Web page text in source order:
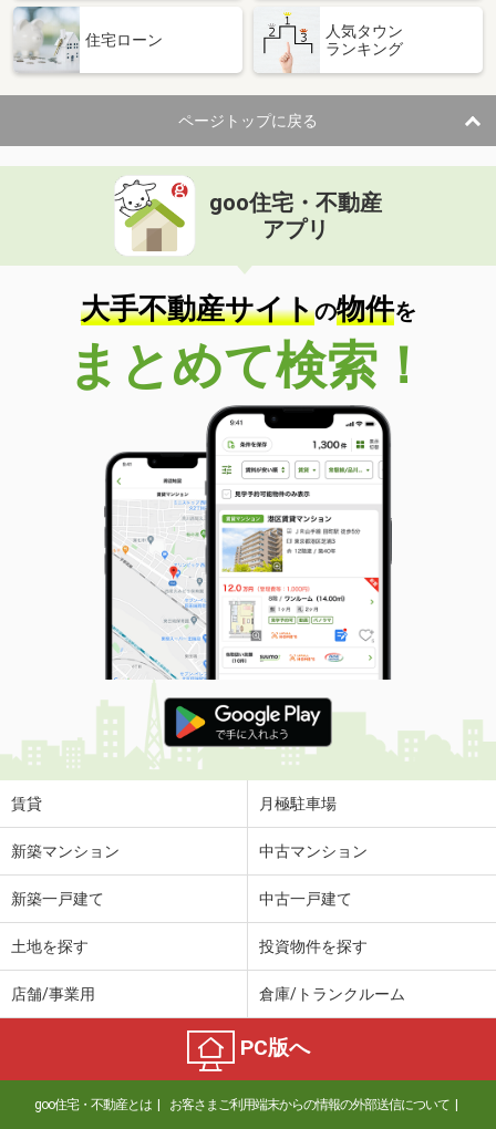
住宅ローン
人気タウン
ランキング
ページトップに戻る
goo住宅・不動産
アプリ
大手不動産サイトの物件を
まとめて検索！
賃貸 月極駐車場
新築マンション 中古マンション
新築一戸建て 中古一戸建て
土地を探す 投資物件を探す
店舗/事業用 倉庫/トランクルーム
PC版へ
goo住宅・不動産とは お客さまご利用端末からの情報の外部送信について